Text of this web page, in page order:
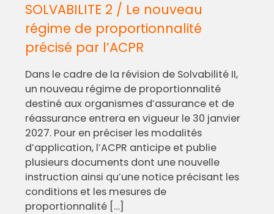
SOLVABILITE 2 / Le nouveau
régime de proportionnalité
précisé par l’ACPR
Dans le cadre de la révision de Solvabilité II,
un nouveau régime de proportionnalité
destiné aux organismes d’assurance et de
réassurance entrera en vigueur le 30 janvier
2027. Pour en préciser les modalités
d’application, l’ACPR anticipe et publie
plusieurs documents dont une nouvelle
instruction ainsi qu’une notice précisant les
conditions et les mesures de
proportionnalité […]